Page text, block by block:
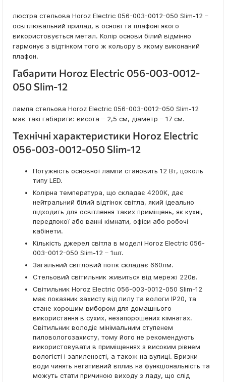
люстра стельова Horoz Electric 056-003-0012-050 Slim-12 –
освітлювальний прилад, в основі та плафоні якого
використовується метал. Колір основи білий відмінно
гармонує з відтінком того ж кольору в якому виконаний
плафон.
Габарити Horoz Electric 056-003-0012-
050 Slim-12
лампа стельова Horoz Electric 056-003-0012-050 Slim-12
має такі габарити: висота – 2,5 см, діаметр – 17 см.
Технічні характеристики Horoz Electric
056-003-0012-050 Slim-12
Потужність основної лампи становить 12 Вт, цоколь
типу LED.
Колірна температура, що складає 4200K, дає
нейтральний білий відтінок світла, який ідеально
підходить для освітлення таких приміщень, як кухні,
передпокої або ванні кімнати, офіси або робочі
кабінети.
Кількість джерел світла в моделі Horoz Electric 056-
003-0012-050 Slim-12 – 1шт.
Загальний світловий потік складає 660лм.
Стельовий світильник живиться від мережі 220в.
Світильник Horoz Electric 056-003-0012-050 Slim-12
має показник захисту від пилу та вологи IP20, та
стане хорошим вибором для домашнього
використання в сухих, незапорошених кімнатах.
Світильник володіє мінімальним ступенем
пиловологозахисту, тому його не рекомендують
використовувати в приміщеннях з високим рівнем
вологісті і запиленості, а також на вулиці. Бризки
води чинять негативний вплив на функціональність та
можуть стати причиною виходу з ладу, що слід